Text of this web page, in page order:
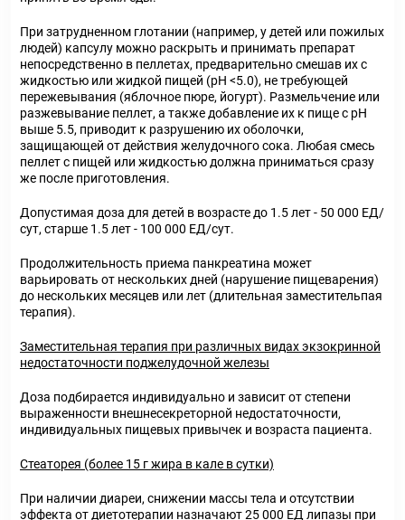
При затрудненном глотании (например, у детей или пожилых
людей) капсулу можно раскрыть и принимать препарат
непосредственно в пеллетах, предварительно смешав их с
жидкостью или жидкой пищей (рН <5.0), не требующей
пережевывания (яблочное пюре, йогурт). Размельчение или
разжевывание пеллет, а также добавление их к пище с рН
выше 5.5, приводит к разрушению их оболочки,
защищающей от действия желудочного сока. Любая смесь
пеллет с пищей или жидкостью должна приниматься сразу
же после приготовления.
Допустимая доза для детей в возрасте до 1.5 лет - 50 000 ЕД/
сут, старше 1.5 лет - 100 000 ЕД/сут.
Продолжительность приема панкреатина может
варьировать от нескольких дней (нарушение пищеварения)
до нескольких месяцев или лет (длительная заместительпая
терапия).
Заместительная терапия при различных видах экзокринной
недостаточности поджелудочной железы
Доза подбирается индивидуально и зависит от степени
выраженности внешнесекреторной недостаточности,
индивидуальных пищевых привычек и возраста пациента.
Стеаторея (более 15 г жира в кале в сутки)
При наличии диареи, снижении массы тела и отсутствии
эффекта от диетотерапии назначают 25 000 ЕД липазы при